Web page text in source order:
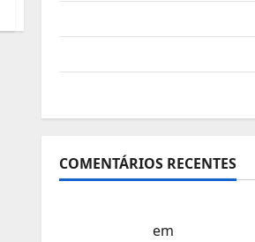
COMENTÁRIOS RECENTES
em